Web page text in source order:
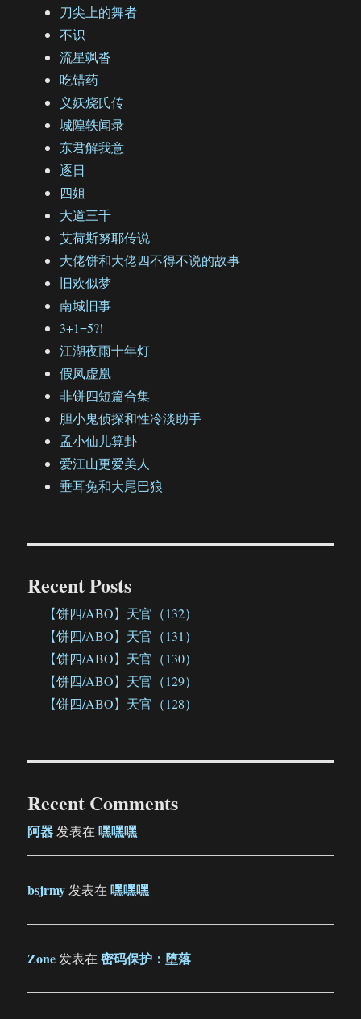
刀尖上的舞者
不识
流星飒沓
吃错药
义妖烧氏传
城隍轶闻录
东君解我意
逐日
四姐
大道三千
艾荷斯努耶传说
大佬饼和大佬四不得不说的故事
旧欢似梦
南城旧事
3+1=5?!
江湖夜雨十年灯
假凤虚凰
非饼四短篇合集
胆小鬼侦探和性冷淡助手
孟小仙儿算卦
爱江山更爱美人
垂耳兔和大尾巴狼
Recent Posts
【饼四/ABO】天官（132）
【饼四/ABO】天官（131）
【饼四/ABO】天官（130）
【饼四/ABO】天官（129）
【饼四/ABO】天官（128）
Recent Comments
阿器发表在嘿嘿嘿
bsjrmy发表在嘿嘿嘿
Zone发表在密码保护：堕落